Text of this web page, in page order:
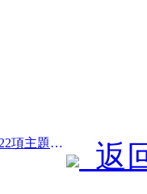
前一篇：文旅部：推出7大板塊22項主題活動
返